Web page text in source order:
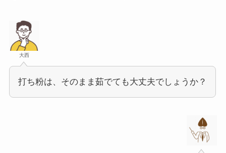
大西
打ち粉は、そのまま茹でても大丈夫でしょうか？